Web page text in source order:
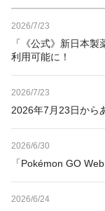
2026/7/23
「《公式》新日本
利用可能に！
2026/7/23
2026年7月23日から
2026/6/30
「Pokémon GO
2026/6/24